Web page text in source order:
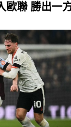
歐聯 勝出一